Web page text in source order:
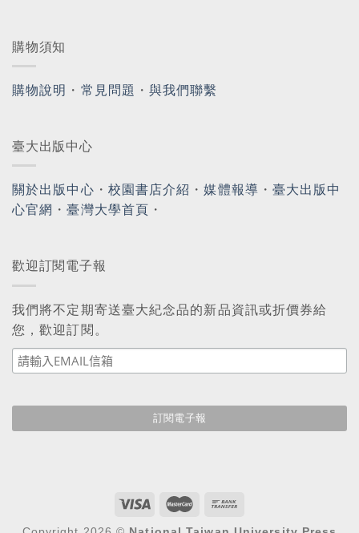
購物須知
購物說明 ・ 常見問題 ・與我們聯繫
臺大出版中心
關於出版中心 ・ 校園書店介紹 ・媒體報導 ・ 臺大出版中
心官網 ・臺灣大學首頁 ・
歡迎訂閱電子報
我們將不定期寄送臺大紀念品的新品資訊或折價券給
您，歡迎訂閱。